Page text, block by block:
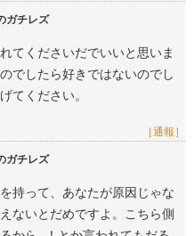
ガチレズ
てくださいだでいいと思いま
でしたら好きではないのでし
てください。
［通報］
ガチレズ
持って、あなたが原因じゃな
ないとだめですよ。こちら側